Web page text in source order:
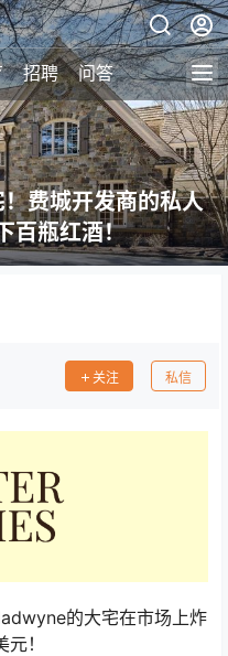
招聘 问答
费城开发商的私人
百瓶红酒！
关注 私信
的大宅在市场上炸
！